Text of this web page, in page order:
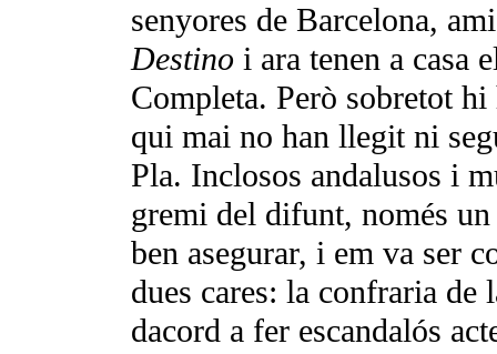
senyores de Barcelona,
Destino i ara tenen a casa
Completa. Però sobretot
qui mai no han lle­git ni
Pla. Inclo­sos andalusos i
gremi del difunt, només
ben asegurar, i em va ser
dues cares: la confraria de
dacord a fer escandalós